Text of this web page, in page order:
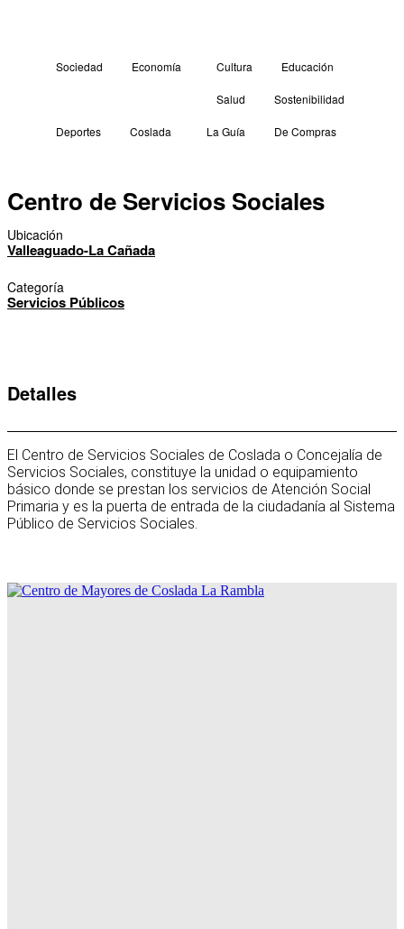
Sociedad Economía Cultura Educación
Salud Sostenibilidad
Deportes Coslada La Guía De Compras
Centro de Servicios Sociales
Ubicación
Valleaguado-La Cañada
Categoría
Servicios Públicos
Detalles
El Centro de Servicios Sociales de Coslada o Concejalía de
Servicios Sociales, constituye la unidad o equipamiento
básico donde se prestan los servicios de Atención Social
Primaria y es la puerta de entrada de la ciudadanía al Sistema
Público de Servicios Sociales.